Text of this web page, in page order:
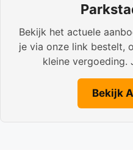
Bekijk het actuele
je via onze link bestelt,
kleine vergoeding.
Bekijk